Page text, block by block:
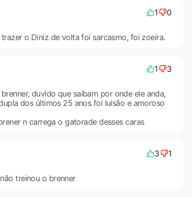
1 0
o Diniz de volta foi sarcasmo, foi zoeira.
1 3
duvido que saibam por onde ele anda,
dos últimos 25 anos foi luisão e amoroso
n carrega o gatorade desses caras
3 1
treinou o brenner